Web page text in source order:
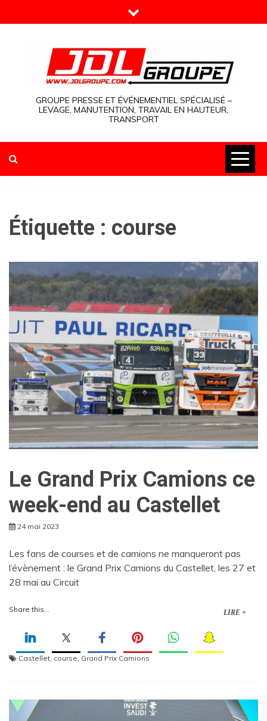
to
GROUPE PRESSE ET ÉVÉNEMENTIEL SPÉCIALISÉ –
LEVAGE, MANUTENTION, TRAVAIL EN HAUTEUR,
TRANSPORT
Étiquette : course
Le Grand Prix Camions ce
week-end au Castellet
24 mai 2023
Les fans de courses et de camions ne manqueront pas
l’évènement : le Grand Prix Camions du Castellet, les 27 et
28 mai au Circuit
Share this... LIRE +
Castellet course Grand Prix Camions